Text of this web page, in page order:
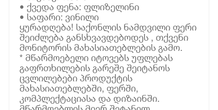
• ქვედა ფენა: ფლიზელინი
• საფარი: ვინილი
ყურადღება! საქონლის ნამდვილი ფერი
შეიძლება განსხვავდებოდეს , თქვენი
მონიტორის მახასიათებლების გამო.
* მწარმოებელი იტოვებს უფლებას
გაფრთხილების გარეშე შეიტანოს
ცვლილებები პროდუქტის
მახასიათებლებში, ფერში,
კომპლექტაციასა და დიზაინში.